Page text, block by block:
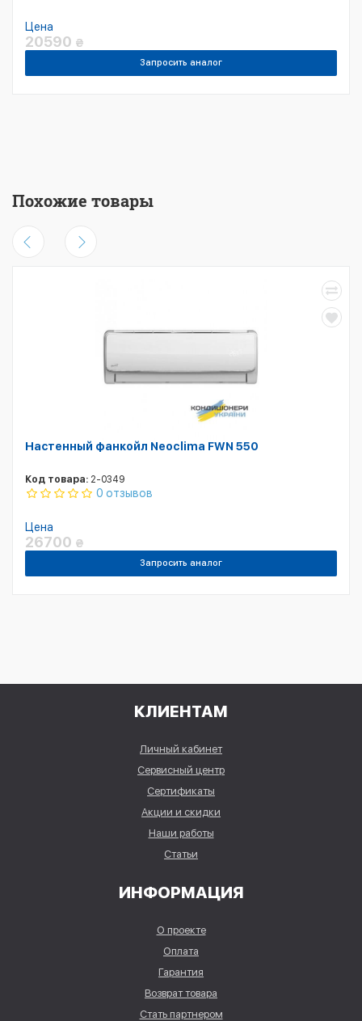
Цена
20590 ₴
Запросить аналог
Похожие товары
Настенный фанкойл Neoclima FWN 550
Код товара: 2-0349
0 отзывов
Цена
26700 ₴
Запросить аналог
КЛИЕНТАМ
Личный кабинет
Сервисный центр
Сертификаты
Акции и скидки
Наши работы
Статьи
ИНФОРМАЦИЯ
О проекте
Оплата
Гарантия
Возврат товара
Стать партнером